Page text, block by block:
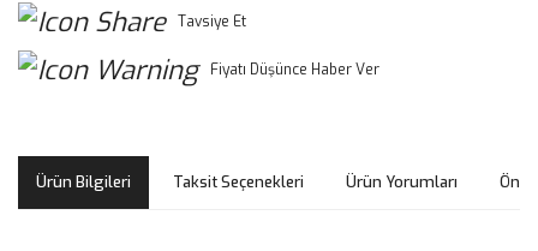
Tavsiye Et
Fiyatı Düşünce Haber Ver
Ürün Bilgileri Taksit Seçenekleri Ürün Yorumları